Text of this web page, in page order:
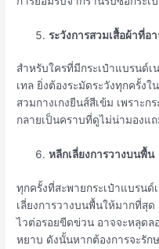
ระวังการสวมเสื้อผ้าที่อ
สำหรับใครที่มีกระเป๋าแบรนด์
เทล ยิ่งต้องระมัดระวังทุกครั้งใ
สวมกางเกงยีนส์สีเข้ม เพราะก
กลายเป็นคราบที่ดูไม่น่ามองแ
หลีกเลี่ยงการวางบนพื้น
ทุกครั้งที่สะพายกระเป๋าแบรน
เลี่ยงการวางบนพื้นให้มากที่สุด
ไวต่อรอยขีดข่วน อาจจะหลุด
หยาบ ดังนั้นหากต้องการจะรัก